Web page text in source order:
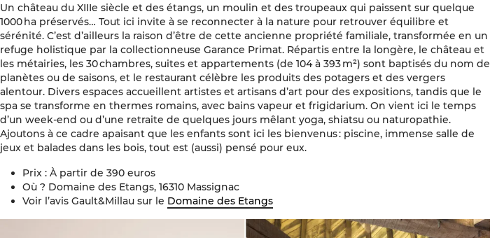
Un château du XIIIe siècle et des étangs, un moulin et des troupeaux qui paissent sur quelque
1000 ha préservés… Tout ici invite à se reconnecter à la nature pour retrouver équilibre et
sérénité. C’est d’ailleurs la raison d’être de cette ancienne propriété familiale, transformée en un
refuge holistique par la collectionneuse Garance Primat. Répartis entre la longère, le château et
les métairies, les 30 chambres, suites et appartements (de 104 à 393 m²) sont baptisés du nom de
planètes ou de saisons, et le restaurant célèbre les produits des potagers et des vergers
alentour. Divers espaces accueillent artistes et artisans d’art pour des expositions, tandis que le
spa se transforme en thermes romains, avec bains vapeur et frigidarium. On vient ici le temps
d’un week-end ou d’une retraite de quelques jours mêlant yoga, shiatsu ou naturopathie.
Ajoutons à ce cadre apaisant que les enfants sont ici les bienvenus : piscine, immense salle de
jeux et balades dans les bois, tout est (aussi) pensé pour eux.
Prix : À partir de 390 euros
Où ? Domaine des Etangs, 16310 Massignac
Voir l’avis Gault&Millau sur le Domaine des Etangs